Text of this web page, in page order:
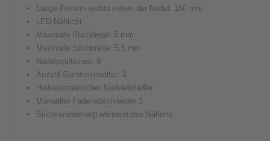
Länge Freiarm rechts neben der Nadel: 160 mm
LED-Nählicht
Maximale Stichlänge: 5 mm
Maximale Stichbreite: 5,5 mm
Nadelpositionen: 9
Anzahl Garnrollenhalter: 2
Halbautomatischer Nadeleinfädler
Manueller Fadenabschneider 3
Stichveränderung während des Nähens